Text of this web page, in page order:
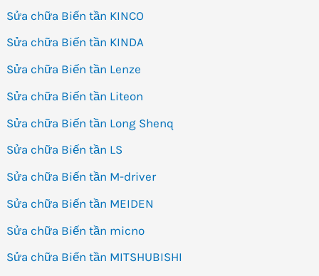
Sửa chữa Biến tần KINCO
Sửa chữa Biến tần KINDA
Sửa chữa Biến tần Lenze
Sửa chữa Biến tần Liteon
Sửa chữa Biến tần Long Shenq
Sửa chữa Biến tần LS
Sửa chữa Biến tần M-driver
Sửa chữa Biến tần MEIDEN
Sửa chữa Biến tần micno
Sửa chữa Biến tần MITSHUBISHI